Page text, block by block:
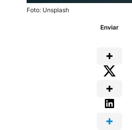
Foto: Unsplash
Enviar